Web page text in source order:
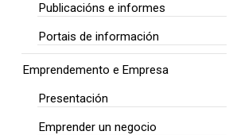
Publicacións e informes
Portais de información
Emprendemento e Empresa
Presentación
Emprender un negocio